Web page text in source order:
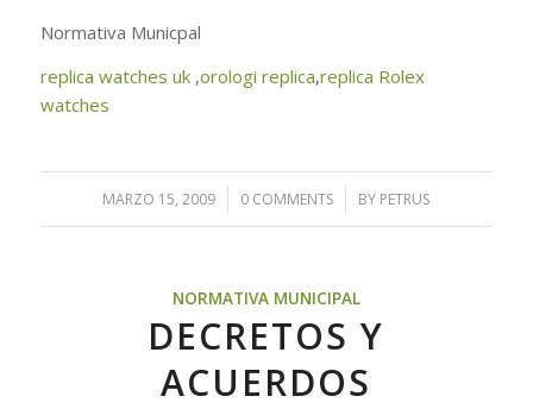
Normativa Municpal
replica watches uk,orologi replica,replica Rolex
watches
MARZO 15, 2009
/ 0 COMMENTS
/ BY PETRUS
NORMATIVA MUNICIPAL
DECRETOS Y
ACUERDOS